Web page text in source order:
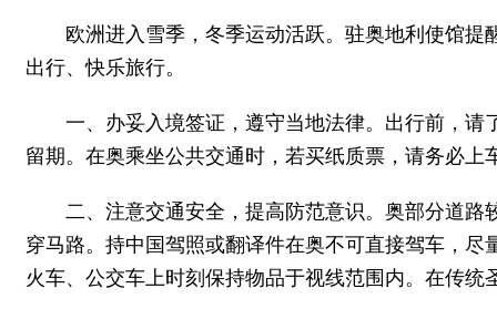
欧洲进入雪季，冬季运动活跃。驻奥地利使馆
出行、快乐旅行。
一、办妥入境签证，遵守当地法律。出行前，
留期。在奥乘坐公共交通时，若买纸质票，请务必上
二、注意交通安全，提高防范意识。奥部分道
穿马路。持中国驾照或翻译件在奥不可直接驾车，
火车、公交车上时刻保持物品于视线范围内。在传